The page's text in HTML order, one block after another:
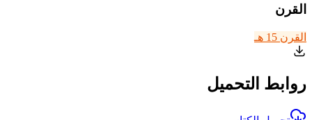
القرن
القرن 15 هـ
روابط التحميل